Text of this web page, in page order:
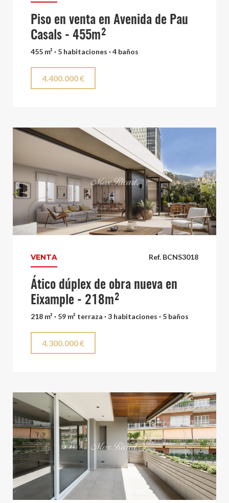
Piso en venta en Avenida de Pau
Casals - 455m²
455 m² · 5 habitaciones · 4 baños
4.400.000 €
Ref. BCNS3018
VENTA
Ático dúplex de obra nueva en
Eixample - 218m²
218 m² · 59 m² terraza · 3 habitaciones · 5 baños
4.300.000 €